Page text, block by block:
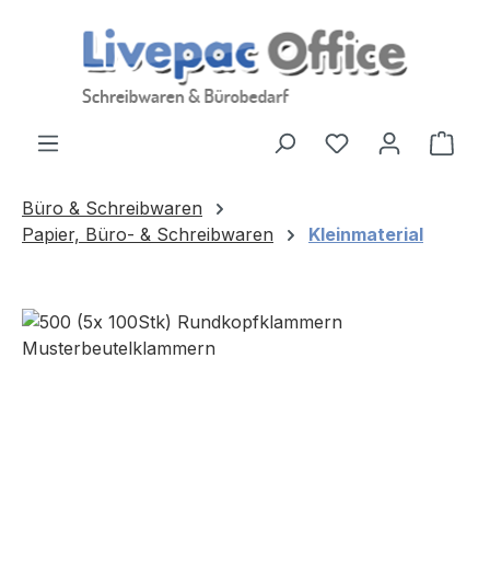
Zum Hauptinhalt springen
Büro & Schreibwaren
Papier, Büro- & Schreibwaren
Kleinmaterial
Bildergalerie überspringen